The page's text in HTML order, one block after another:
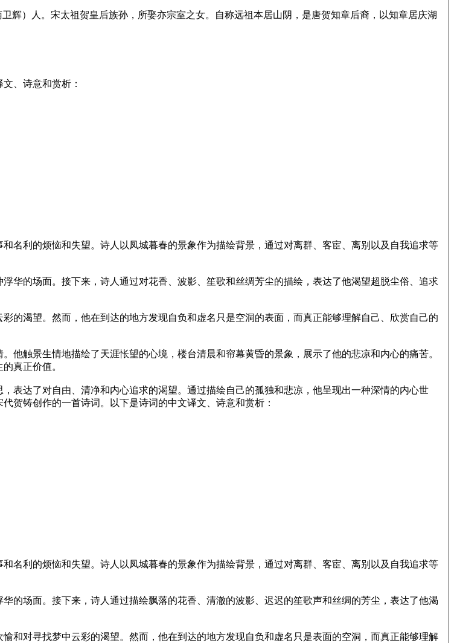
辉）人。宋太祖贺皇后族孙，所娶亦宗室之女。自称远祖本居山阴，是唐贺知章后裔，以知章居庆湖
、诗意和赏析：
名利的烦恼和失望。诗人以凤城暮春的景象作为描绘背景，通过对离群、客宦、离别以及自我追求等
华的场面。接下来，诗人通过对花香、波影、笙歌和丝绸芳尘的描绘，表达了他渴望超脱尘俗、追求
的渴望。然而，他在到达的地方发现自负和虚名只是空洞的表面，而真正能够理解自己、欣赏自己的
他触景生情地描绘了天涯怅望的心境，楼台清晨和帘幕黄昏的景象，展示了他的悲凉和内心的痛苦。
真正价值。
表达了对自由、清净和内心追求的渴望。通过描绘自己的孤独和悲凉，他呈现出一种深情的内心世
贺铸创作的一首诗词。以下是诗词的中文译文、诗意和赏析：
名利的烦恼和失望。诗人以凤城暮春的景象作为描绘背景，通过对离群、客宦、离别以及自我追求等
的场面。接下来，诗人通过描绘飘落的花香、清澈的波影、迟迟的笙歌声和丝绸的芳尘，表达了他渴
和对寻找梦中云彩的渴望。然而，他在到达的地方发现自负和虚名只是表面的空洞，而真正能够理解